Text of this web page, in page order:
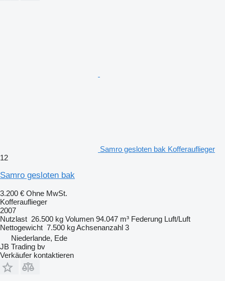
Samro gesloten bak Kofferauflieger
12
Samro gesloten bak
3.200 € Ohne MwSt.
Kofferauflieger
2007
Nutzlast 26.500 kg Volumen 94.047 m³ Federung Luft/Luft
Nettogewicht 7.500 kgAchsenanzahl 3
Niederlande, Ede
JB Trading bv
Verkäufer kontaktieren